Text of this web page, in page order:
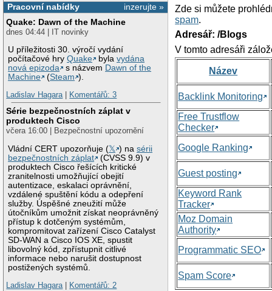
inzerujte »
Pracovní nabídky
Quake: Dawn of the Machine
dnes 04:44 | IT novinky
U příležitosti 30. výročí vydání
počítačové hryQuake bylavydána
nová epizoda
s názvem Dawn of the
Machine
(Steam ).
Ladislav Hagara| Komentářů: 3
Série bezpečnostních záplat v
produktech Cisco
včera 16:00 | Bezpečnostní upozornění
Vládní CERT upozorňuje (𝕏 ) nasérii
bezpečnostních záplat
(CVSS 9.9) v
produktech Cisco řešících kritické
zranitelnosti umožňující obejití
autentizace, eskalaci oprávnění,
vzdálené spuštění kódu a odepření
služby. Úspěšné zneužití může
útočníkům umožnit získat neoprávněný
přístup k dotčeným systémům,
kompromitovat zařízení Cisco Catalyst
SD-WAN a Cisco IOS XE, spustit
libovolný kód, zpřístupnit citlivé
informace nebo narušit dostupnost
postižených systémů.
Ladislav Hagara| Komentářů: 2
Zde si můžete
spam.
Adresář: /Blogs
V tomto adresáři
Název
Backlink Monitoring
Free Trustflow
Checker
Google Ranking
Guest posting
Keyword Rank
Tracker
Moz Domain
Authority
Programmatic SEO
Spam Score